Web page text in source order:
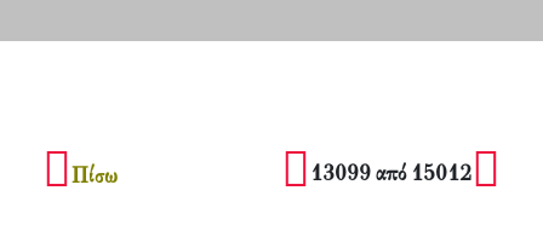
Πίσω 13099 από 15012